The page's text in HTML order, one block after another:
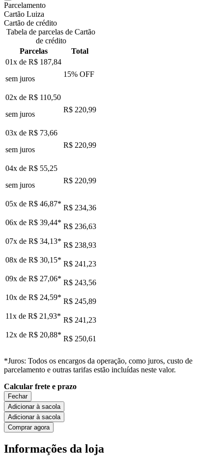
Parcelamento
Cartão Luiza
Cartão de crédito
Tabela de parcelas de Cartão
de crédito
Parcelas
Total
01x de R$ 187,84
sem juros
15% OFF
02x de R$ 110,50
sem juros
R$ 220,99
03x de R$ 73,66
sem juros
R$ 220,99
04x de R$ 55,25
sem juros
R$ 220,99
05x de R$ 46,87* R$ 234,36
06x de R$ 39,44* R$ 236,63
07x de R$ 34,13* R$ 238,93
08x de R$ 30,15* R$ 241,23
09x de R$ 27,06* R$ 243,56
10x de R$ 24,59* R$ 245,89
11x de R$ 21,93* R$ 241,23
12x de R$ 20,88* R$ 250,61
*Juros: Todos os encargos da operação, como juros, custo de
parcelamento e outras tarifas estão incluídas neste valor.
Calcular frete e prazo
Fechar
Adicionar à sacola
Adicionar à sacola
Comprar agora
Informações da loja